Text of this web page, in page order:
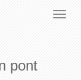
pont